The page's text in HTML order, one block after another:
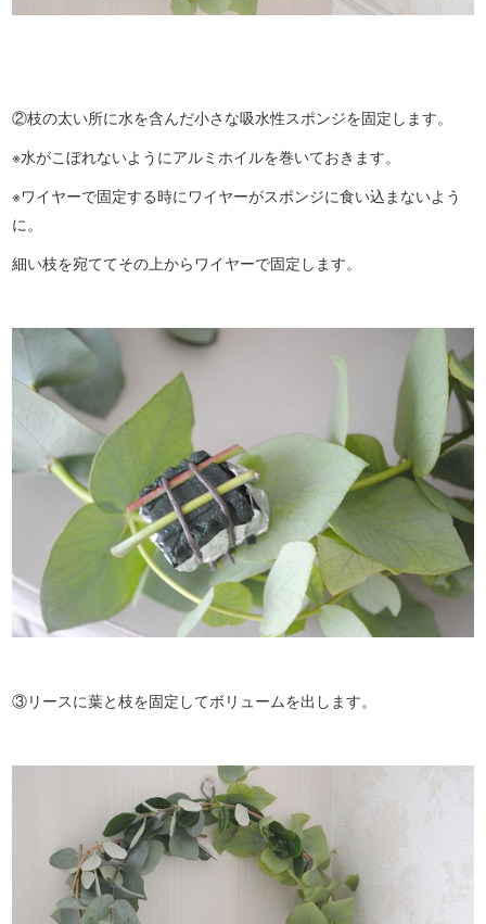
②枝の太い所に水を含んだ小さな吸水性スポンジを固定します。
※水がこぼれないようにアルミホイルを巻いておきます。
※ワイヤーで固定する時にワイヤーがスポンジに食い込まないよう
に。
細い枝を宛ててその上からワイヤーで固定します。
③リースに葉と枝を固定してボリュームを出します。